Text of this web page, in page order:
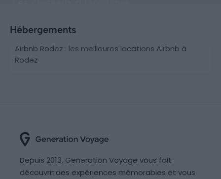
Hébergements
Airbnb Rodez : les meilleures locations Airbnb à
Rodez
Depuis 2013, Generation Voyage vous fait
découvrir des expériences mémorables et vous